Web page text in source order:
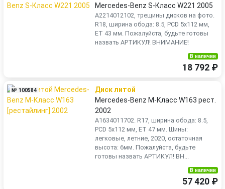
Mercedes-Benz S-Класс W221 2005
A2214012102, трещины дисков на фото.
R18, ширина обода: 8.5, PCD 5x112 мм,
ET 43 мм. Пожалуйста, будьте готовы
назвать АРТИКУЛ! ВНИМАНИЕ!
В наличии
18 792 ₽
№ 100584
Диск литой
Mercedes-Benz M-Класс W163 рест.
2002
A1634011702. R17, ширина обода: 8.5,
PCD 5x112 мм, ET 47 мм. Шины:
легковые, летние, 2020, остаточная
высота: 6мм. Пожалуйста, будьте
готовы назвать АРТИКУЛ! ВН...
В наличии
57 420 ₽